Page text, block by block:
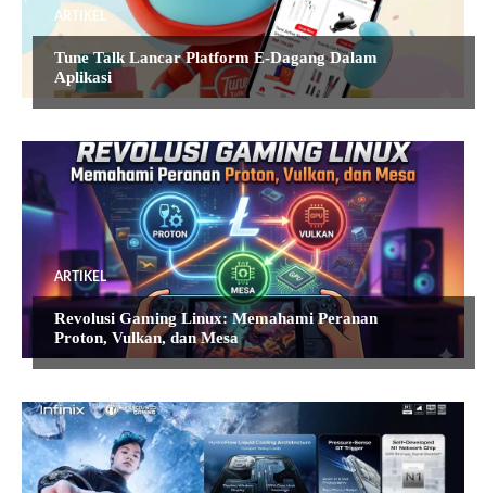
ARTIKEL
Tune Talk Lancar Platform E-Dagang Dalam
Aplikasi
ARTIKEL
Revolusi Gaming Linux: Memahami Peranan
Proton, Vulkan, dan Mesa